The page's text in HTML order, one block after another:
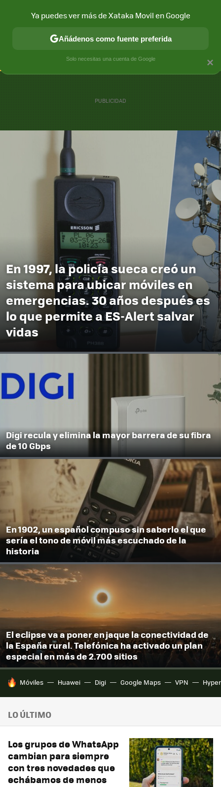
CONECTIVIDAD MÓVIL Y SOCIEDAD APLICACIONES
En 1997, la policía sueca creó un
sistema para ubicar móviles en
emergencias. 30 años después es
lo que permite a ES-Alert salvar
vidas
Digi recula y elimina la mayor barrera de su fibra
de 10 Gbps
En 1902, un español compuso sin saberlo el que
sería el tono de móvil más escuchado de la
historia
El eclipse va a poner en jaque la conectividad de
la España rural. Telefónica ha activado un plan
especial en más de 2.700 sitios
HOY SE HABLA DE
Móviles Huawei Digi Google Maps VPN
LO ÚLTIMO
Los grupos de WhatsApp
cambian para siempre
con tres novedades que
echábamos de menos
×
Ya puedes ver más de Xataka Movil en Google
Añádenos como fuente preferida
Solo necesitas una cuenta de Google